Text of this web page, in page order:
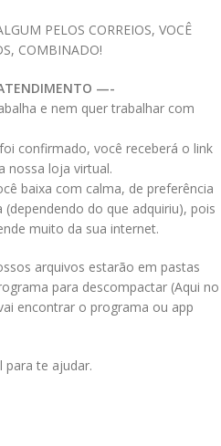
PELOS CORREIOS, VOCÊ
COMBINADO!
—-
e nem quer trabalhar com
confirmado, você receberá o link
nossa loja virtual.
baixa com calma, de preferência
do que adquiriu), pois
muito da sua internet.
arquivos estarão em pastas
para descompactar (Aqui no
encontrar o programa ou app
te ajudar.